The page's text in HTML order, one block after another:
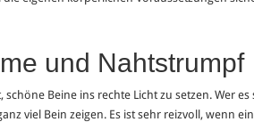
und Nahtstrumpf
Beine ins rechte Licht zu setzen. Wer
viel Bein zeigen. Es ist sehr reizvoll, wenn